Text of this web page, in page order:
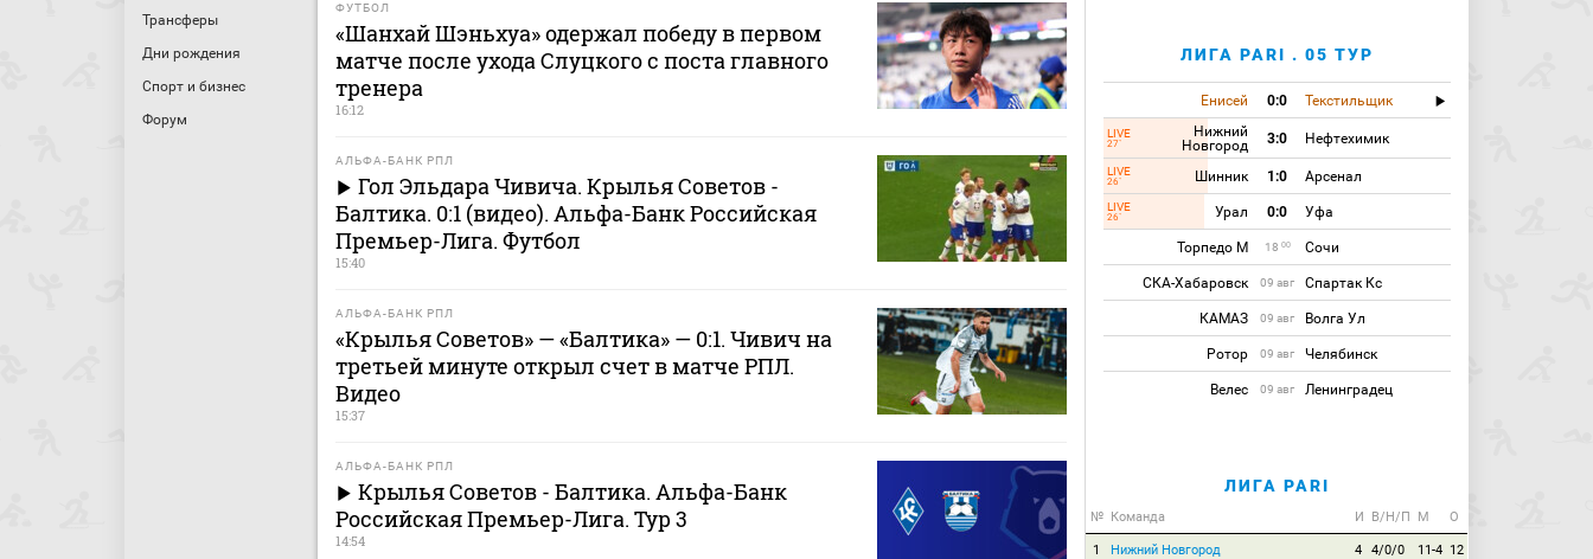
Трансферы
Дни рождения
Спорт и бизнес
Форум
ФУТБОЛ
«Шанхай Шэньхуа» одержал победу в первом
матче после ухода Слуцкого с поста главного
тренера
16:12
АЛЬФА-БАНК РПЛ
Гол Эльдара Чивича. Крылья Советов -
Балтика. 0:1 (видео). Альфа-Банк Российская
Премьер-Лига. Футбол
15:40
АЛЬФА-БАНК РПЛ
«Крылья Советов» — «Балтика» — 0:1. Чивич на
третьей минуте открыл счет в матче РПЛ.
Видео
15:37
АЛЬФА-БАНК РПЛ
Крылья Советов - Балтика. Альфа-Банк
Российская Премьер-Лига. Тур 3
14:54
ЛИГА PARI . 05 ТУР
Енисей 0:0 Текстильщик
LIVE
27`
Нижний
Новгород
3:0 Нефтехимик
LIVE
26` Шинник 1:0 Арсенал
LIVE
26` Урал 0:0 Уфа
Торпедо М 18 00 Сочи
СКА-Хабаровск 09 авг Спартак Кс
КАМАЗ 09 авг Волга Ул
Ротор 09 авг Челябинск
Велес 09 авг Ленинградец
ЛИГА PARI
№ Команда И В/Н/П М О
1 Нижний Новгород 4 4/0/0 11-4 12